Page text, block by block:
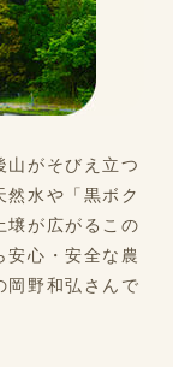
山がそびえ立つ
然水や「黒ボク
壌が広がるこの
安心・安全な農
岡野和弘さんで